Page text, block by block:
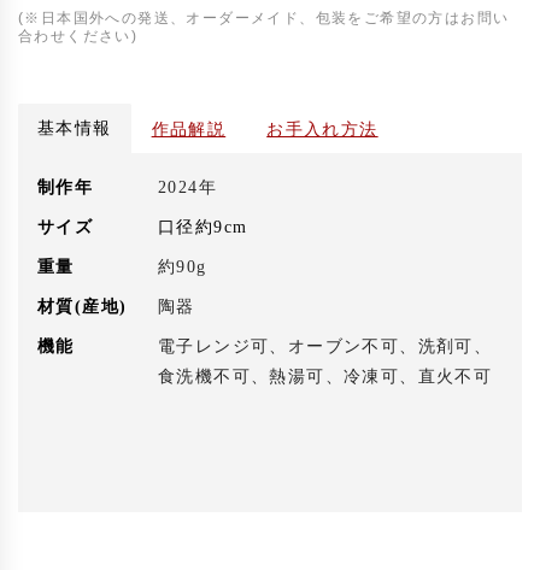
(※日本国外への発送、オーダーメイド、包装をご希望の方はお問い
合わせください)
基本情報 作品解説 お手入れ方法
制作年 2024年
サイズ 口径約9cm
重量 約90g
材質(産地) 陶器
機能
電子レンジ可、オーブン不可、洗剤可、
食洗機不可、熱湯可、冷凍可、直火不可